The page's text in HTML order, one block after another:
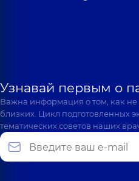
Узнавай первым о
Важна информация о том, как не
близких. Цикл подготовленных
тематических советов наших